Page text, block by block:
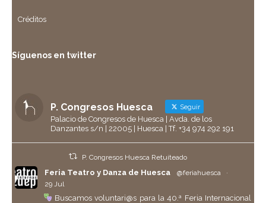
Créditos
Síguenos en twitter
P. Congresos Huesca Seguir
Palacio de Congresos de Huesca | Avda. de los
Danzantes s/n | 22005 | Huesca | Tf. +34 974 292 191
P. Congresos Huesca Retuiteado
Feria Teatro y Danza de Huesca @feriahuesca
·
29 Jul
Buscamos voluntari@s para la 40.ª Feria Internacional